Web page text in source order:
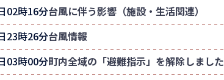
02時16分台風に伴う影響（施設・生活関連）
23時26分台風情報
03時00分町内全域の「避難指示」を解除しました